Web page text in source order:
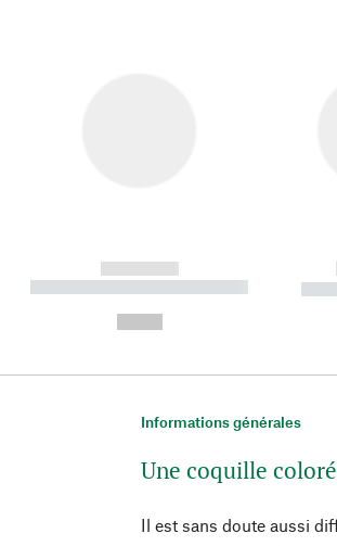
------------
----------- ----------- ----------
Informations générales
Une coquille
Il est sans doute aussi